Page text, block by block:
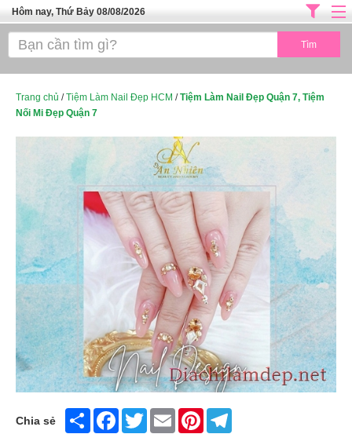
Hôm nay, Thứ Bảy 08/08/2026
Trang chủ
SPA TPHCM
Thể Dục Thẩm Mỹ
TOP SÀI GÒN
Mỹ Phẩm
Dịch Vụ Y Tế
Trang chủ /Tiệm Làm Nail Đẹp HCM /Tiệm Làm Nail Đẹp Quận 7, Tiệm
Nối Mi Đẹp Quận 7
Chia sẻ Share FacebookTwitter Email Pinterest